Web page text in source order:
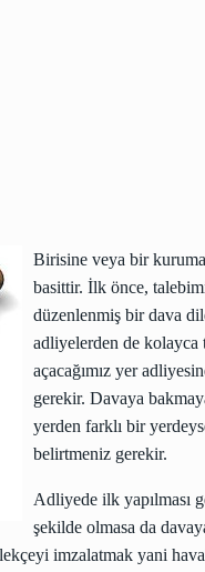
Birisine veya bir
basittir. İlk önce,
düzenlenmiş bir dava
adliyelerden de kolayca
açacağımız yer
gerekir. Davaya
yerden farklı bir
belirtmeniz gerekir.
Adliyede ilk yapılması
şekilde olmasa da
imzalatmak yani